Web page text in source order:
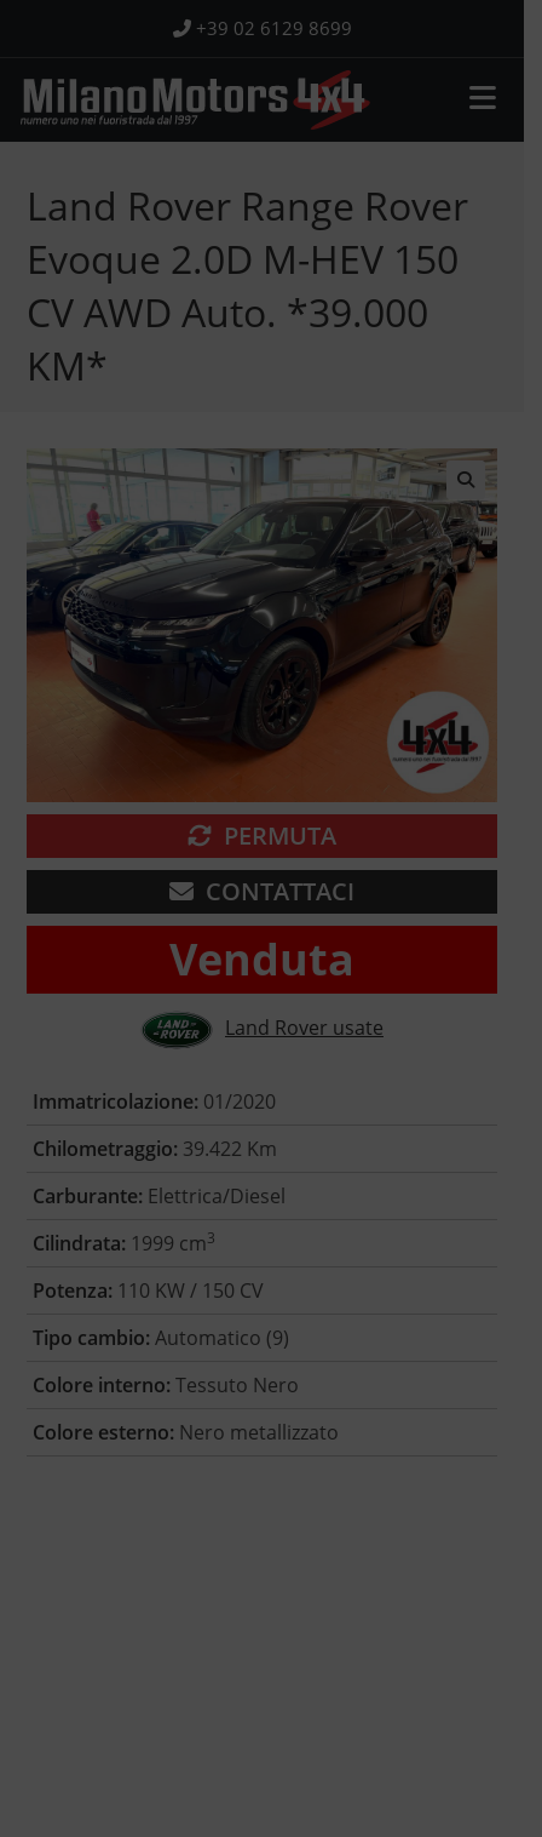
contenuto
+39 02 6129 8699
Land Rover Range Rover
Evoque 2.0D M-HEV 150
CV AWD Auto. *39.000
KM*
🔍
PERMUTA
CONTATTACI
Venduta
Land Rover usate
Immatricolazione: 01/2020
Chilometraggio: 39.422 Km
Carburante: Elettrica/Diesel
Cilindrata: 1999 cm3
Potenza: 110 KW / 150 CV
Tipo cambio: Automatico (9)
Colore interno: Tessuto Nero
Colore esterno: Nero metallizzato